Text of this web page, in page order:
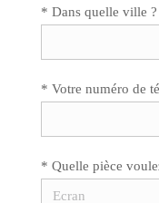
* Dans quelle ville ?
* Votre numéro de
* Quelle pièce